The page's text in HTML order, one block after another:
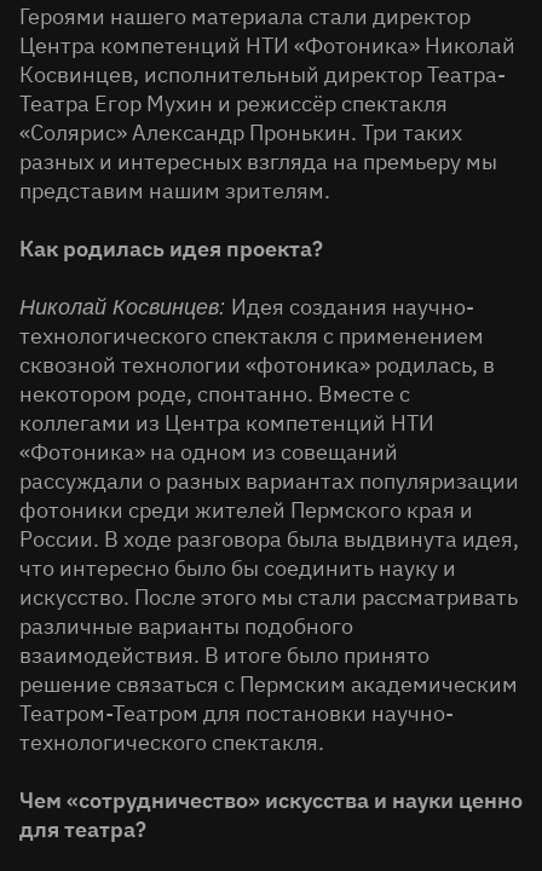
Героями нашего материала стали директор
Центра компетенций НТИ «Фотоника» Николай
Косвинцев, исполнительный директор Театра-
Театра Егор Мухин и режиссёр спектакля
«Солярис» Александр Пронькин. Три таких
разных и интересных взгляда на премьеру мы
представим нашим зрителям.
Как родилась идея проекта?
Николай Косвинцев: Идея создания научно-
технологического спектакля с применением
сквозной технологии «фотоника» родилась, в
некотором роде, спонтанно. Вместе с
коллегами из Центра компетенций НТИ
«Фотоника» на одном из совещаний
рассуждали о разных вариантах популяризации
фотоники среди жителей Пермского края и
России. В ходе разговора была выдвинута идея,
что интересно было бы соединить науку и
искусство. После этого мы стали рассматривать
различные варианты подобного
взаимодействия. В итоге было принято
решение связаться с Пермским академическим
Театром-Театром для постановки научно-
технологического спектакля.
Чем «сотрудничество» искусства и науки ценно
для театра?